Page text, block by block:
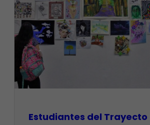
Estudiantes del Trayecto